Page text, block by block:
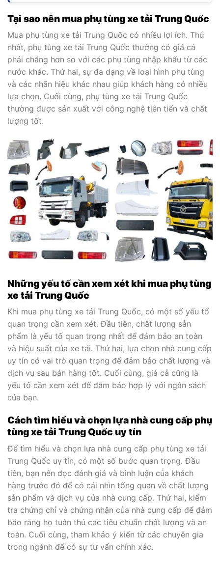
Tại sao nên mua phụ tùng xe tải Trung Quốc
Mua phụ tùng xe tải Trung Quốc có nhiều lợi ích. Thứ
nhất, phụ tùng xe tải Trung Quốc thường có giá cả
phải chăng hơn so với các phụ tùng nhập khẩu từ các
nước khác. Thứ hai, sự đa dạng về loại hình phụ tùng
và các nhãn hiệu khác nhau giúp khách hàng có nhiều
lựa chọn. Cuối cùng, phụ tùng xe tải Trung Quốc
thường được sản xuất với công nghệ tiên tiến và chất
lượng tốt.
Những yếu tố cần xem xét khi mua phụ tùng
xe tải Trung Quốc
Khi mua phụ tùng xe tải Trung Quốc, có một số yếu tố
quan trọng cần xem xét. Đầu tiên, chất lượng sản
phẩm là yếu tố quan trọng nhất để đảm bảo an toàn
và hiệu suất của xe tải. Thứ hai, lựa chọn nhà cung cấp
uy tín có vai trò quan trọng để đảm bảo chất lượng và
dịch vụ sau bán hàng tốt. Cuối cùng, giá cả cũng là
yếu tố cần xem xét để đảm bảo hợp lý với ngân sách
của bạn.
Cách tìm hiểu và chọn lựa nhà cung cấp phụ
tùng xe tải Trung Quốc uy tín
Để tìm hiểu và chọn lựa nhà cung cấp phụ tùng xe tải
Trung Quốc uy tín, có một số bước quan trọng. Đầu
tiên, bạn nên đọc đánh giá và bình luận của khách
hàng trước đó để có cái nhìn tổng quan về chất lượng
sản phẩm và dịch vụ của nhà cung cấp. Thứ hai, kiểm
tra chứng chỉ và chứng nhận của nhà cung cấp để đảm
bảo rằng họ tuân thủ các tiêu chuẩn chất lượng và an
toàn. Cuối cùng, tham khảo ý kiến từ các chuyên gia
trong ngành để có sự tư vấn chính xác.